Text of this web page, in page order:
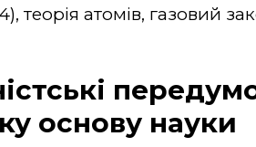
теорія атомів, газовий
основу науки